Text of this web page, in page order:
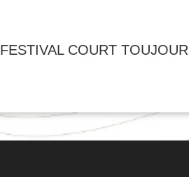
FESTIVAL COURT